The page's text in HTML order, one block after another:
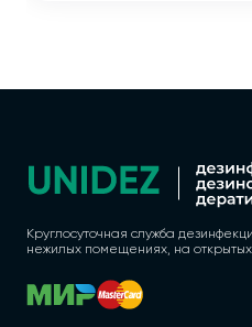
Круглосуточная служба
нежилых помещениях, на открытых